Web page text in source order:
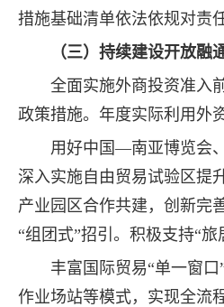
措施基础清单依法依规对责
（三）持续建设开放融
全面实施外商投资准入
政策措施。年度实际利用外
用好中国—南亚博览会
深入实施自由贸易试验区提
产业园区合作共建，创新完
“组团式”招引。积极支持“
丰富国际贸易“单一窗
作业场站等模式，实现全流